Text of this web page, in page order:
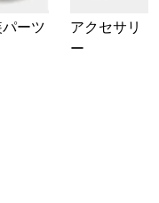
ーツ
アクセサリ
ー